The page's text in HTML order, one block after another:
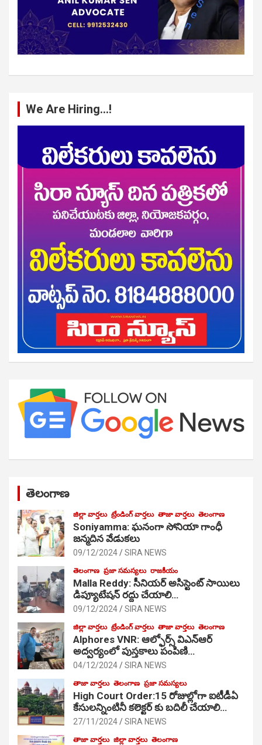
We Are Hiring…!
తెలంగాణ
జిల్లా వార్తలు ట్రేండింగ్ వార్తలు తాజా వార్తలు తెలంగాణ
Soniyamma: ఘ‌నంగా సోనియా గాంధీ
జ‌న్మ‌దిన వేడుక‌లు
09/12/2024 SIRA NEWS
తెలంగాణ ప్రజా సమస్యలు రాజకీయం
Malla Reddy: సీనియర్ అసిస్టెంట్ సాయిలు
డిప్యూటేషన్ రద్దు చేయాలి…
09/12/2024 SIRA NEWS
జిల్లా వార్తలు ట్రేండింగ్ వార్తలు తాజా వార్తలు తెలంగాణ
Alphores VNR: ఆల్ఫోర్స్ విఎన్ఆర్
అద్వర్యంలో పుస్తకాలు పంపిణి…
04/12/2024 SIRA NEWS
తాజా వార్తలు తెలంగాణ ప్రజా సమస్యలు
High Court Order:15 రోజుల్లోగా ఐటీడీఏ
కేసులన్నింటినీ కలెక్టర్ కు బదిలీ చేయాలి…
27/11/2024 SIRA NEWS
తాజా వార్తలు జిల్లా వార్తలు తెలంగాణ